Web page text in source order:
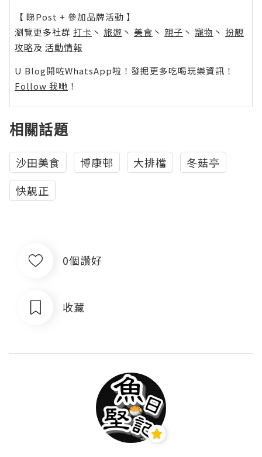
【 睇Post + 參加品牌活動 】
瀏覽更多社群 打卡 丶 旅遊 丶 美食 丶 親子 丶 寵物 丶 扮靚
攻略及 活動情報
U Blog開咗WhatsApp啦！發掘更多吃喝玩樂資訊！
Follow 我哋 ！
相關話題
沙田美食 博康邨 大排檔
冬菇亭
快靚正
0個讚好
收藏